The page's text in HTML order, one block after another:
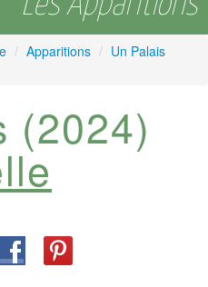
/ Apparitions / Un Palais
(2024)